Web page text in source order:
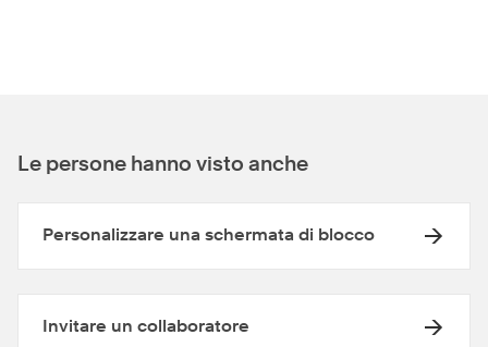
Le persone hanno visto anche
Personalizzare una schermata di blocco
Invitare un collaboratore